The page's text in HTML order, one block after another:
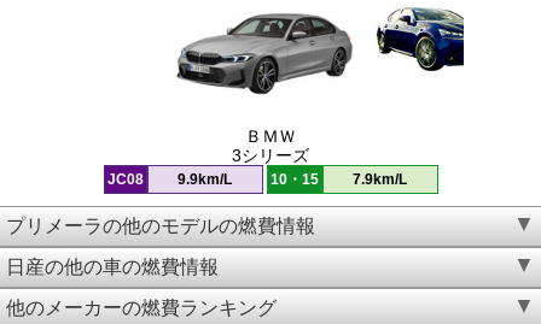
ＢＭＷ
3シリーズ
JC08 9.9km/L 10・15 7.9km/L
プリメーラの他のモデルの燃費情報
日産の他の車の燃費情報
他のメーカーの燃費ランキング